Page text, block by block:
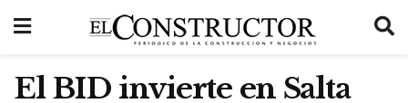
El BID invierte en Salta